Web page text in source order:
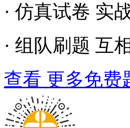
· 仿真试卷 实
· 组队刷题 互
查看 更多免费